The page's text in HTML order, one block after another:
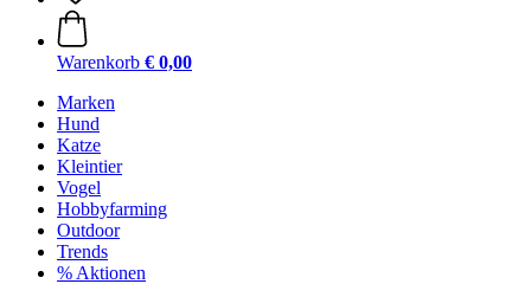
Warenkorb € 0,00
Marken
Hund
Katze
Kleintier
Vogel
Hobbyfarming
Outdoor
Trends
% Aktionen